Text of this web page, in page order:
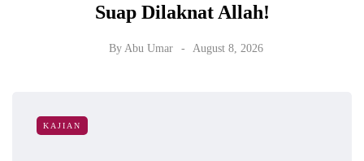
Suap Dilaknat Allah!
By Abu Umar August 8, 2026
KAJIAN